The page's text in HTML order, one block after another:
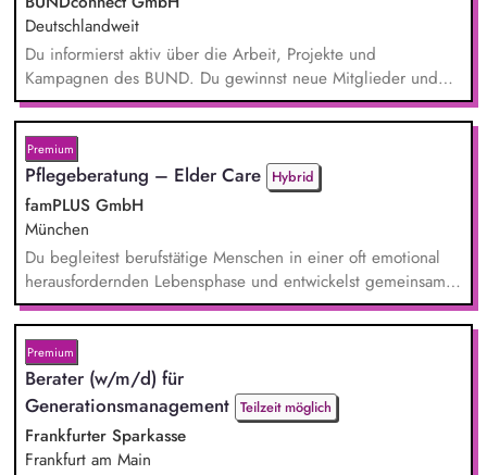
Deutschlandweit
Du informierst aktiv über die Arbeit, Projekte und
Kampagnen des BUND. Du gewinnst neue Mitglieder und
stärkst damit langfristig den Umwelt- und Naturschutz. Du
beantwortest Fragen zu Umwelt-, Arten- und Klimaschutz nach
bestem Wissen und Gewissen. Du unterstützt Kampagnen
und Aktionen, beispielsweise durch das Sammeln von
Unterschriften für Petitionen.
Premium
Pflegeberatung – Elder Care Hybrid
famPLUS GmbH
München
Du begleitest berufstätige Menschen in einer oft emotional
herausfordernden Lebensphase und entwickelst gemeinsam
mit ihnen individuelle Lösungen. Zu deinen Aufgaben
gehören: Individuelle Beratung von pflegenden und
sorgenden Angehörigen, Case Management und Entwicklung
passgenauer Unterstützungslösungen, Vermittlung von Pflege-
und Unterstützungsangeboten, Planung und Durchführung
von Pro...
Premium
Berater (w/m/d) für
Generationsmanagement Teilzeit möglich
Frankfurter Sparkasse
Frankfurt am Main